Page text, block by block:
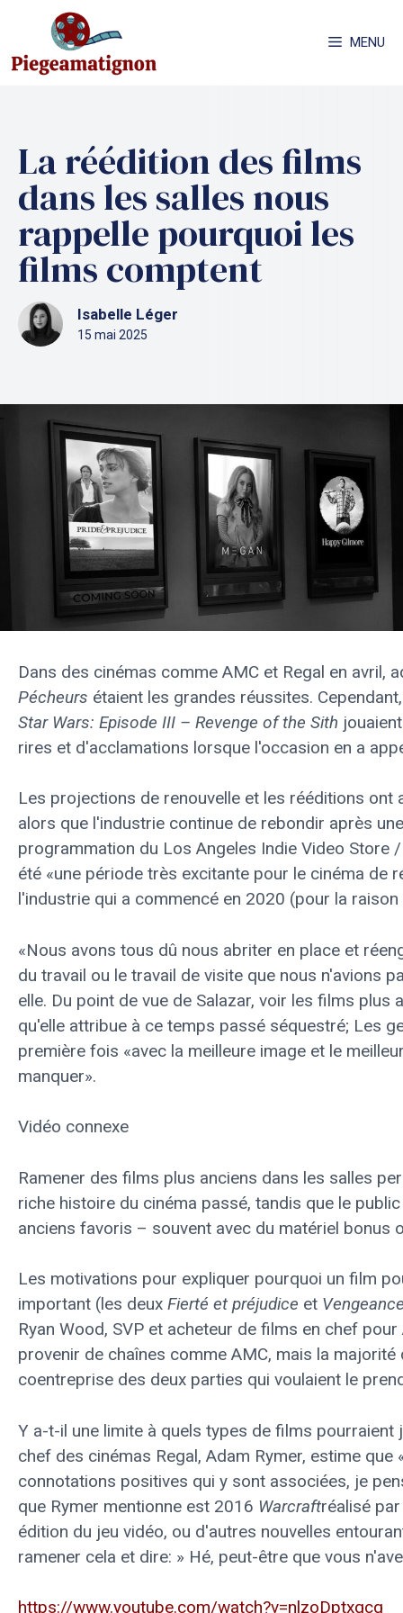
contenu
MENU
La réédition des films
dans les salles nous
rappelle pourquoi les
films comptent
Isabelle Léger
15 mai 2025
Dans des cinémas comme AMC et Regal en avril,
Pécheurs étaient les grandes réussites.
Star Wars: Episode III – Revenge of the Sith
rires et d'acclamations lorsque l'occasion en a
Les projections de renouvelle et les rééditions
alors que l'industrie continue de rebondir après
programmation du Los Angeles Indie Video Store
été «une période très excitante pour le cinéma de
l'industrie qui a commencé en 2020 (pour la raison
«Nous avons tous dû nous abriter en place et
du travail ou le travail de visite que nous n'avions
elle. Du point de vue de Salazar, voir les films
qu'elle attribue à ce temps passé séquestré; Les
première fois «avec la meilleure image et le
manquer».
Vidéo connexe
Ramener des films plus anciens dans les salles
riche histoire du cinéma passé, tandis que le
anciens favoris – souvent avec du matériel bonus
Les motivations pour expliquer pourquoi un film
important (les deux Fierté et préjudice et
Ryan Wood, SVP et acheteur de films en chef
provenir de chaînes comme AMC, mais la
coentreprise des deux parties qui voulaient le
Y a-t-il une limite à quels types de films
chef des cinémas Regal, Adam Rymer, estime
connotations positives qui y sont associées, je
que Rymer mentionne est 2016 Warcraftréalisé
édition du jeu vidéo, ou d'autres nouvelles
ramener cela et dire: » Hé, peut-être que vous
https://www.youtube.com/watch?v=nlzoDptxqcq